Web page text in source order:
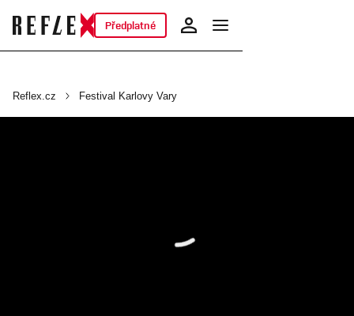
Předplatné
Reflex.cz Festival Karlovy Vary